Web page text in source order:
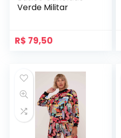
Verde Militar
R$ 79,50